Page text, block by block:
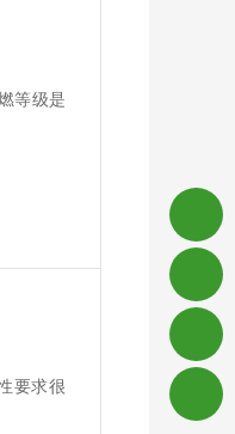
等级是
要求很